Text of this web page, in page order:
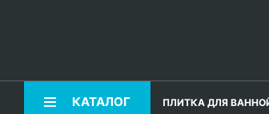
КАТАЛОГ ПЛИТКА ДЛЯ